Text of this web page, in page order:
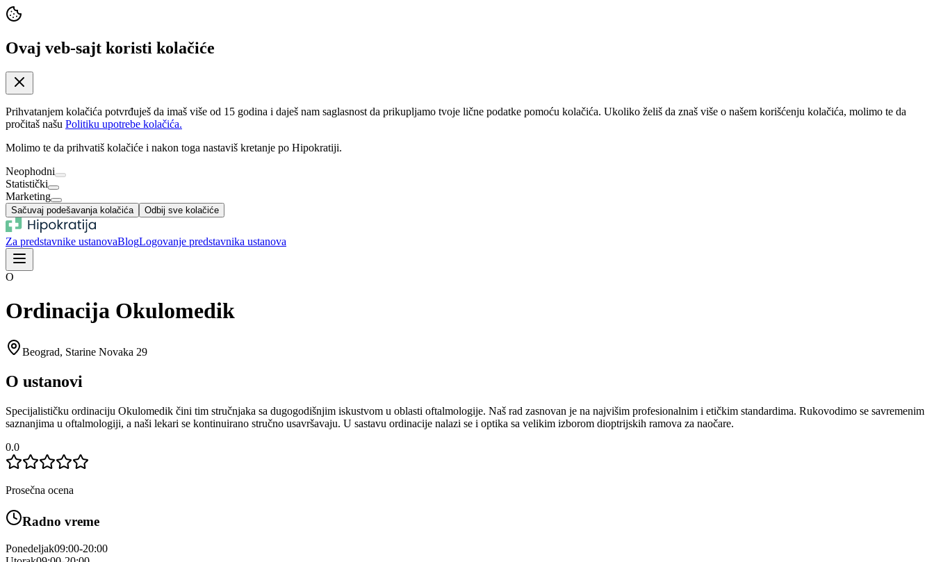
Ovaj veb-sajt koristi kolačiće
Prihvatanjem kolačića potvrđuješ da imaš više od 15 godina i daješ nam saglasnost da prikupljamo tvoje lične podatke pomoću kolačića. Ukoliko želiš da znaš više o našem korišćenju kolačića, molimo te da
pročitaš našu Politiku upotrebe kolačića.
Molimo te da prihvatiš kolačiće i nakon toga nastaviš kretanje po Hipokratiji.
Neophodni
Statistički
Marketing
Sačuvaj podešavanja kolačića Odbij sve kolačiće
Za predstavnike ustanovaBlogLogovanje predstavnika ustanova
O
Ordinacija Okulomedik
Beograd, Starine Novaka 29
O ustanovi
Specijalističku ordinaciju Okulomedik čini tim stručnjaka sa dugogodišnjim iskustvom u oblasti oftalmologije. Naš rad zasnovan je na najvišim profesionalnim i etičkim standardima. Rukovodimo se savremenim
saznanjima u oftalmologiji, a naši lekari se kontinuirano stručno usavršavaju. U sastavu ordinacije nalazi se i optika sa velikim izborom dioptrijskih ramova za naočare.
0.0
Prosečna ocena
Radno vreme
Ponedeljak09:00-20:00